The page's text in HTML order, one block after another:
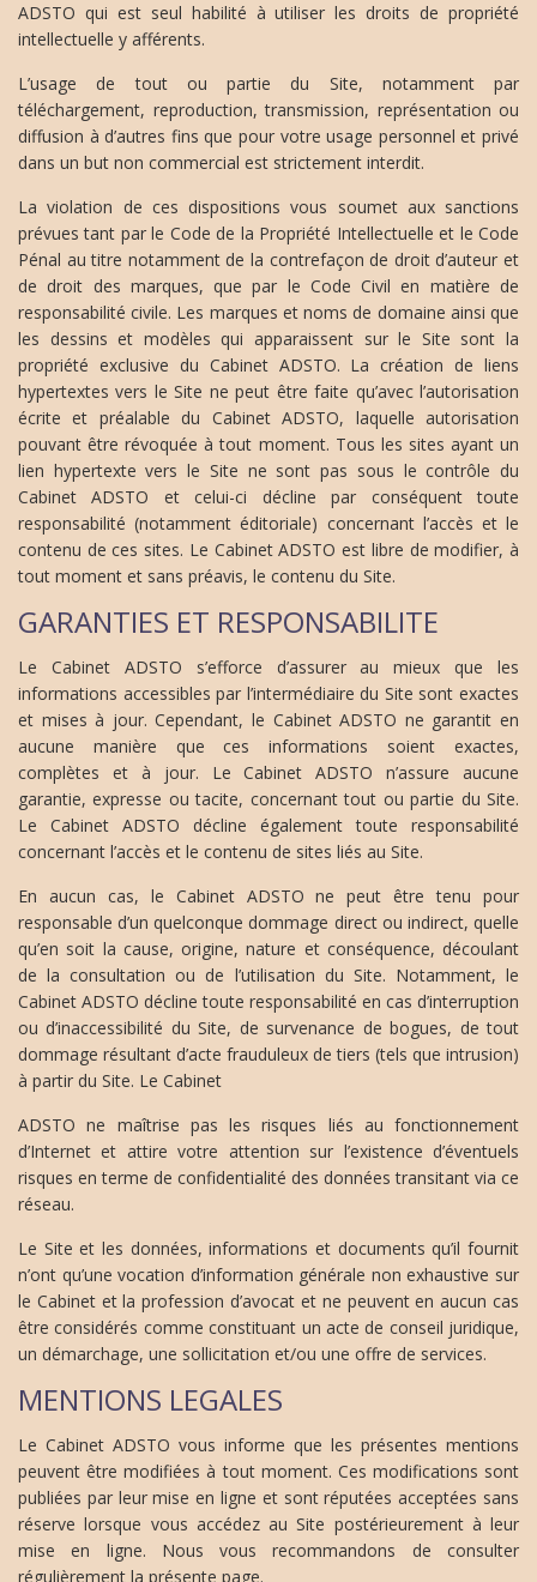
ADSTO qui est seul habilité à utiliser les droits de propriété
intellectuelle y afférents.
L’usage de tout ou partie du Site, notamment par
téléchargement, reproduction, transmission, représentation ou
diffusion à d’autres fins que pour votre usage personnel et privé
dans un but non commercial est strictement interdit.
La violation de ces dispositions vous soumet aux sanctions
prévues tant par le Code de la Propriété Intellectuelle et le Code
Pénal au titre notamment de la contrefaçon de droit d’auteur et
de droit des marques, que par le Code Civil en matière de
responsabilité civile. Les marques et noms de domaine ainsi que
les dessins et modèles qui apparaissent sur le Site sont la
propriété exclusive du Cabinet ADSTO. La création de liens
hypertextes vers le Site ne peut être faite qu’avec l’autorisation
écrite et préalable du Cabinet ADSTO, laquelle autorisation
pouvant être révoquée à tout moment. Tous les sites ayant un
lien hypertexte vers le Site ne sont pas sous le contrôle du
Cabinet ADSTO et celui-ci décline par conséquent toute
responsabilité (notamment éditoriale) concernant l’accès et le
contenu de ces sites. Le Cabinet ADSTO est libre de modifier, à
tout moment et sans préavis, le contenu du Site.
GARANTIES ET RESPONSABILITE
Le Cabinet ADSTO s’efforce d’assurer au mieux que les
informations accessibles par l’intermédiaire du Site sont exactes
et mises à jour. Cependant, le Cabinet ADSTO ne garantit en
aucune manière que ces informations soient exactes,
complètes et à jour. Le Cabinet ADSTO n’assure aucune
garantie, expresse ou tacite, concernant tout ou partie du Site.
Le Cabinet ADSTO décline également toute responsabilité
concernant l’accès et le contenu de sites liés au Site.
En aucun cas, le Cabinet ADSTO ne peut être tenu pour
responsable d’un quelconque dommage direct ou indirect, quelle
qu’en soit la cause, origine, nature et conséquence, découlant
de la consultation ou de l’utilisation du Site. Notamment, le
Cabinet ADSTO décline toute responsabilité en cas d’interruption
ou d’inaccessibilité du Site, de survenance de bogues, de tout
dommage résultant d’acte frauduleux de tiers (tels que intrusion)
à partir du Site. Le Cabinet
ADSTO ne maîtrise pas les risques liés au fonctionnement
d’Internet et attire votre attention sur l’existence d’éventuels
risques en terme de confidentialité des données transitant via ce
réseau.
Le Site et les données, informations et documents qu’il fournit
n’ont qu’une vocation d’information générale non exhaustive sur
le Cabinet et la profession d’avocat et ne peuvent en aucun cas
être considérés comme constituant un acte de conseil juridique,
un démarchage, une sollicitation et/ou une offre de services.
MENTIONS LEGALES
Le Cabinet ADSTO vous informe que les présentes mentions
peuvent être modifiées à tout moment. Ces modifications sont
publiées par leur mise en ligne et sont réputées acceptées sans
réserve lorsque vous accédez au Site postérieurement à leur
mise en ligne. Nous vous recommandons de consulter
régulièrement la présente page.